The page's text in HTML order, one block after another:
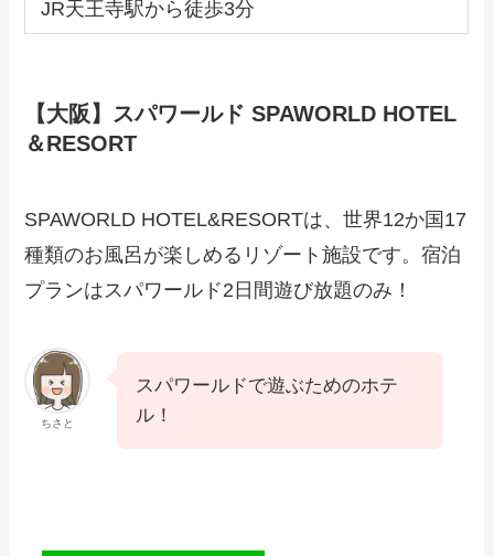
JR天王寺駅から徒歩3分
【大阪】スパワールド SPAWORLD HOTEL
＆RESORT
SPAWORLD HOTEL&RESORTは、世界12か国17
種類のお風呂が楽しめるリゾート施設です。宿泊
プランはスパワールド2日間遊び放題のみ！
ちさと
スパワールドで遊ぶためのホテ
ル！